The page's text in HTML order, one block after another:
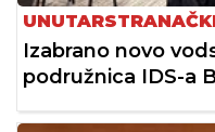
Izabrano novo
podružnica IDS-a